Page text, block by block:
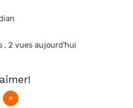
, 2 vues aujourd'hui